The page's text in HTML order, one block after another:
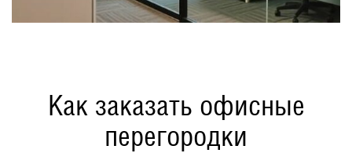
Как заказать офисные
перегородки